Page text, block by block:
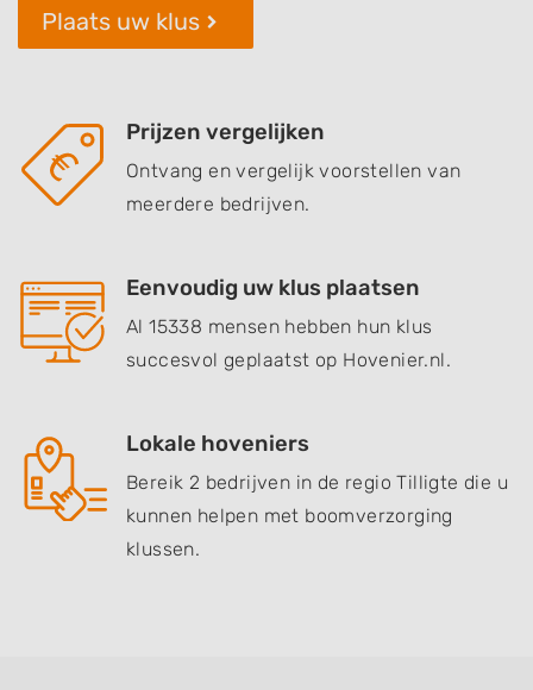
Plaats uw klus
Prijzen vergelijken
Ontvang en vergelijk voorstellen van
meerdere bedrijven.
Eenvoudig uw klus plaatsen
Al 15338 mensen hebben hun klus
succesvol geplaatst op Hovenier.nl.
Lokale hoveniers
Bereik 2 bedrijven in de regio Tilligte die u
kunnen helpen met boomverzorging
klussen.